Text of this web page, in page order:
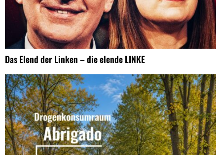
Das Elend der Linken – die elende LINKE